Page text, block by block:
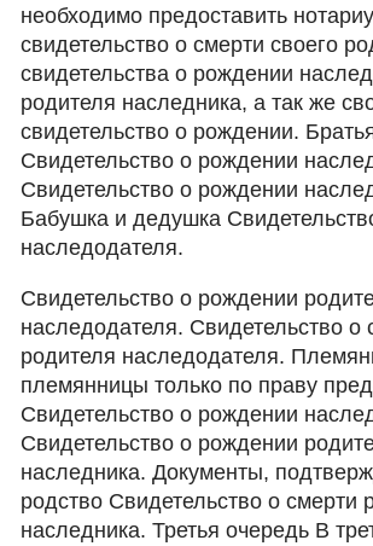
необходимо предоставить
свидетельство о смерти своего
свидетельства о рождении
родителя наследника, а так же
свидетельство о рождении.
Свидетельство о рождении
Свидетельство о рождении
Бабушка и дедушка
наследодателя.
Свидетельство о рождении
наследодателя. Свидетельство о
родителя наследодателя.
племянницы только по праву
Свидетельство о рождении
Свидетельство о рождении
наследника. Документы,
родство Свидетельство о смерти
наследника. Третья очередь В